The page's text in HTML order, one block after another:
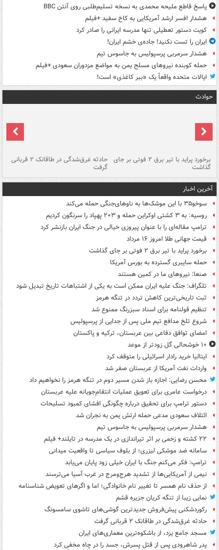
پاسخ قاطع ملیحه محمدی به نسخه تسلیم‌طلبی روی آنتن BBC
هشدار افسر ارشد آمریکایی به کاخ سفید +فیلم
کویت دستور تعطیلی تنها مدرسه ایرانی را صادر کرد
ایران را تست نکنید! جاده‌ی خشم ایران!
هشدار سرمربی پرسپولیس به جاسوس تیم
حمله کوبنده نیروهای مسلح یمن به مواضع مزدوران سعودی +فیلم
ایالات متحده واقعاً یک «ببر کاغذی» است!
حوادث
برخورد پراید با تیر برق ۲ فوتی بر جای
گذاشت
حادثه غرق‌شدگی در طاقانک ۲ قربانی
گرفت
آخرین اخبار
سوخو۳۵ با این موشک‌ها به ناوهای‌جنگی حمله می‌کند
روسیه: به ۳ کشتی اوکراین حمله و ۲۰۳ پهپاد را سرنگون کردیم
ترامپ مقاله‌ای را با عنوان پیروزی خیالی در جنگ ایران بازنشر کرد
قیمت جهانی طلا امروز ۱۶ مرداد
برخورد پراید با تیر برق ۲ فوتی بر جای گذاشت
حمله سایبری گسترده به بورس آمریکا
صنعا: نیروهای ما در کمین‌ هستند
تلگراف: جنگ علیه ایران ممکن است به یکی از اشتباهات تاریخ تبدیل شود
ثبت تاریخی‌ترین کاهش تردد در تنگه هرمز
تنظیم قولنامه برای اسناد سبزرنگ ممنوع شد
شروع تلخ مدافع تیم ملی پس از جدایی از پرسپولیس
امضای توافق دفاعی بین عربستان، ترکیه و پاکستان
۱۰ خوشحالی گل زودتر از موعد
ایتالیا خرید رادار اسرائیلی را متوقف کرد
واردات نفت آمریکا از عربستان صفر شد
محسن رضایی: اجازه باز شدن مسیر دوم در تنگه هرمز را نخواهیم داد
درخواست عامری برای تعویق عملیات انتقام‌جویانه علیه عربستان
دستور ترامپ برای تحقیق درباره چگونگی افشای کمبود تسلیحات
ائتلاف سعودی مدعی حمله ارتش یمن به نجران شد
هشدار سرمربی پرسپولیس به جاسوس تیم
۲۲ کشته و زخمی بر اثر تیراندازی در یک مدرسه در تایلند+ فیلم
سامانه ضد موشکی لیزری؛ از بلوف سیاسی تا واقعیت میدانی
ترامپ: فکر می‌کنم جنگ با ایران خیلی زود پایان می‌یابد
نیمی از آمریکایی‌ها از تشدید هرج‌ومرج در غرب آسیا می‌ترسند
از حذف نام همسر تا تغییر نام خانوادگی؛ اما و اگرهای تعویض شناسنامه
نمایی زیبا از تنگه کریان جزیره قشم
رکوردشکنی پیش‌فروش جدیدترین گوشی‌های تاشوی سامسونگ
حادثه غرق‌شدگی در طاقانک ۲ قربانی گرفت
مسجد جامع یزد، از باشکوه‌ترین معماری‌های ایران
پدر شاهرودی پس از قتل پسرش، جسد را در چاه مخفی کرد